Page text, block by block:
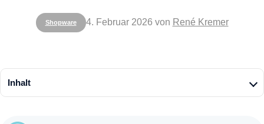
Shopware 4. Februar 2026 von René Kremer
Inhalt